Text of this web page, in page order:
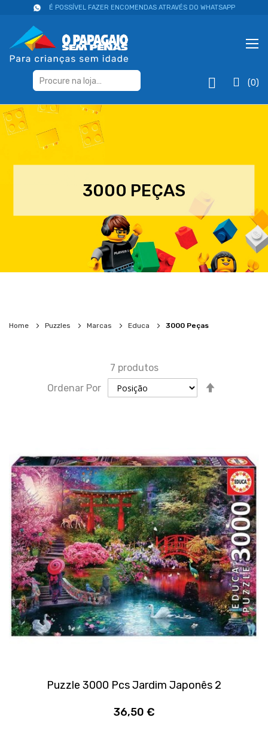
É POSSÍVEL FAZER ENCOMENDAS ATRAVÉS DO WHATSAPP
(0)
3000 PEÇAS
Home Puzzles Marcas Educa 3000 Peças
7 produtos
Ordenar Por
Puzzle 3000 Pcs Jardim Japonês 2
36,50 €